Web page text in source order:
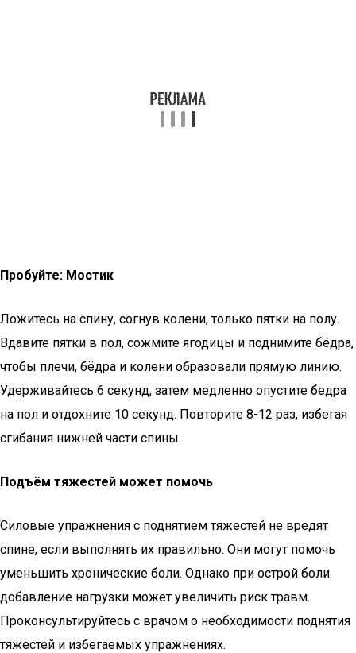
Пробуйте: Мостик
Ложитесь на спину, согнув колени, только пятки на полу.
Вдавите пятки в пол, сожмите ягодицы и поднимите бёдра,
чтобы плечи, бёдра и колени образовали прямую линию.
Удерживайтесь 6 секунд, затем медленно опустите бедра
на пол и отдохните 10 секунд. Повторите 8-12 раз, избегая
сгибания нижней части спины.
Подъём тяжестей может помочь
Силовые упражнения с поднятием тяжестей не вредят
спине, если выполнять их правильно. Они могут помочь
уменьшить хронические боли. Однако при острой боли
добавление нагрузки может увеличить риск травм.
Проконсультируйтесь с врачом о необходимости поднятия
тяжестей и избегаемых упражнениях.